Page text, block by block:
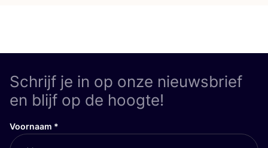
Schrijf je in op onze nieuwsbrief
en blijf op de hoogte!
Voornaam *